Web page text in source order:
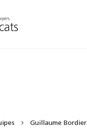
Guillaume Bordier